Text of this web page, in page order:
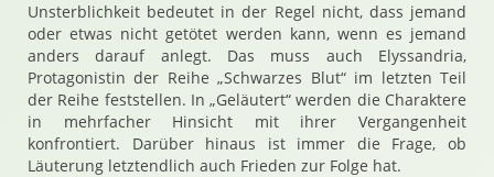
Unsterblichkeit bedeutet in der Regel nicht, dass jemand
oder etwas nicht getötet werden kann, wenn es jemand
anders darauf anlegt. Das muss auch Elyssandria,
Protagonistin der Reihe „Schwarzes Blut“ im letzten Teil
der Reihe feststellen. In „Geläutert“ werden die Charaktere
in mehrfacher Hinsicht mit ihrer Vergangenheit
konfrontiert. Darüber hinaus ist immer die Frage, ob
Läuterung letztendlich auch Frieden zur Folge hat.